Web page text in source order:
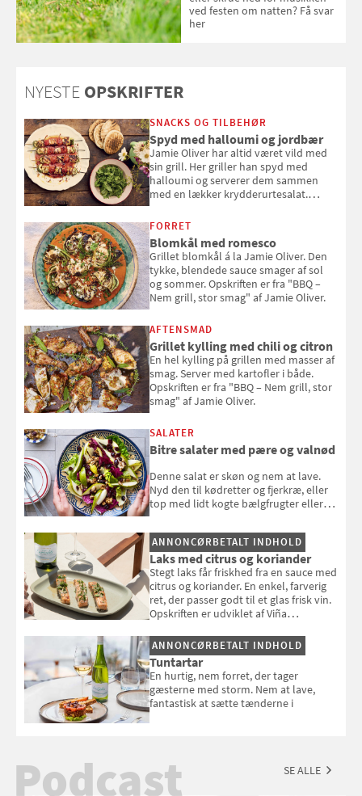
ved festen om natten? Få svar
her
NYESTE OPSKRIFTER
SNACKS OG TILBEHØR
Spyd med halloumi og jordbær
Jamie Oliver har altid været vild med
sin grill. Her griller han spyd med
halloumi og serverer dem sammen
med en lækker krydderurtesalat.
smag" af Jamie Oliver.
FORRET
Blomkål med romesco
Grillet blomkål á la Jamie Oliver. Den
tykke, blendede sauce smager af sol
og sommer. Opskriften er fra "BBQ –
Nem grill, stor smag" af Jamie Oliver.
AFTENSMAD
Grillet kylling med chili og citron
En hel kylling på grillen med masser af
smag. Server med kartofler i både.
Opskriften er fra "BBQ – Nem grill, stor
smag" af Jamie Oliver.
SALATER
Bitre salater med pære og valnød
Denne salat er skøn og nem at lave.
Nyd den til kødretter og fjerkræ, eller
top med lidt kogte bælgfrugter eller
selvstændigt måltid. Opskriften er fra
Louisa Lorangs kogebog "Salat".
ANNONCØRBETALT INDHOLD
Laks med citrus og koriander
Stegt laks får friskhed fra en sauce med
citrus og koriander. En enkel, farverig
ret, der passer godt til et glas frisk vin.
Opskriften er udviklet af Viña
ANNONCØRBETALT INDHOLD
Tuntartar
En hurtig, nem forret, der tager
gæsterne med storm. Nem at lave,
fantastisk at sætte tænderne i
Podcast SE ALLE